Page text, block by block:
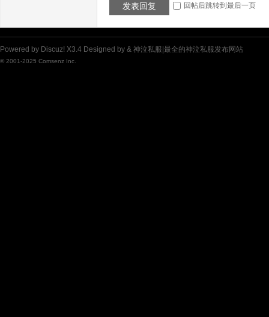
发表回复 回帖后跳转到最后一页
Powered by Discuz! X3.4 Designed by & 神泣私服|最全的神泣私服发布网站
© 2001-2025 Comsenz Inc.